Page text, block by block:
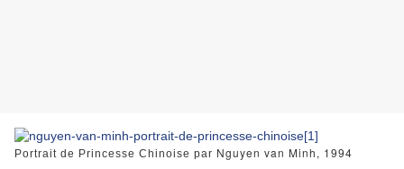
Portrait de Princesse Chinoise par Nguyen van Minh, 1994